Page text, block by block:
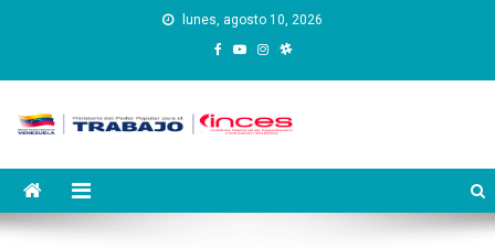
lunes, agosto 10, 2026
Instituto Nacional de
Capacitación y Educación